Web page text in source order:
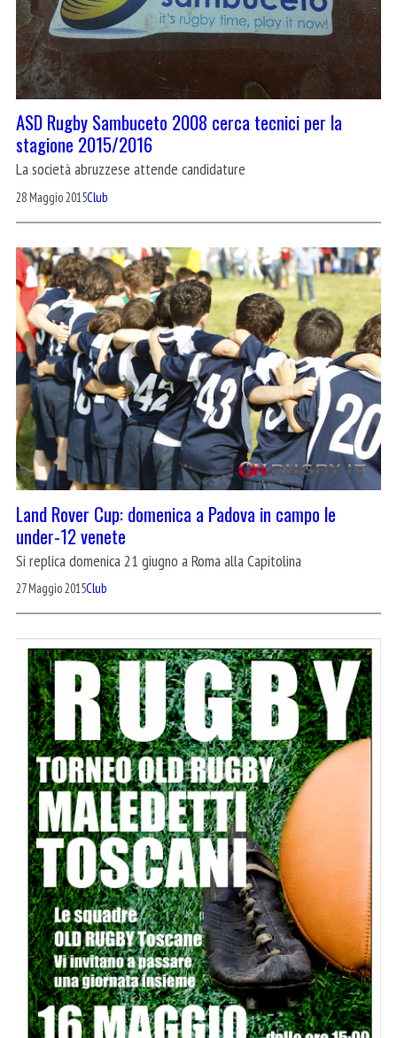
ASD Rugby Sambuceto 2008 cerca tecnici per la
stagione 2015/2016
La società abruzzese attende candidature
28 Maggio 2015Club
Land Rover Cup: domenica a Padova in campo le
under-12 venete
Si replica domenica 21 giugno a Roma alla Capitolina
27 Maggio 2015Club